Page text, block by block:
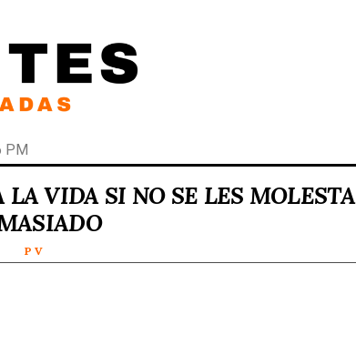
PM
VIDA SI NO SE LES MOLESTA
P V